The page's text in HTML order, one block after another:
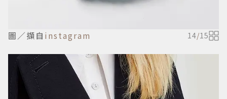
圖／擷自 instagram 14/15